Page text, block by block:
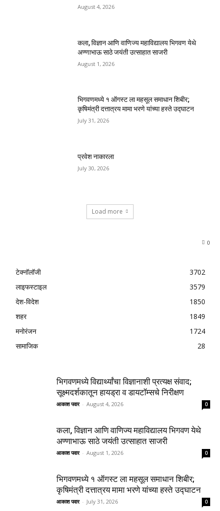
August 4, 2026
कला, विज्ञान आणि वाणिज्य महाविद्यालय भिगवण येथे
अण्णाभाऊ साठे जयंती उत्साहात साजरी
August 1, 2026
भिगवणमध्ये १ ऑगस्ट ला महसूल समाधान शिबीर;
कृषिमंत्री दत्तात्रय मामा भरणे यांच्या हस्ते उद्घाटन
July 31, 2026
प्रवेश नाकारला
July 30, 2026
Load more
0
टेक्नॉलॉजी
3702
लाइफस्टाइल
3579
देश-विदेश
1850
शहर
1849
मनोरंजन
1724
सामाजिक
28
भिगवणमध्ये विद्यार्थ्यांचा विज्ञानाशी प्रत्यक्ष संवाद;
सूक्ष्मदर्शकातून हायड्रा व डायटॉम्सचे निरीक्षण
आकाश पवार - August 4, 2026 0
कला, विज्ञान आणि वाणिज्य महाविद्यालय भिगवण येथे
अण्णाभाऊ साठे जयंती उत्साहात साजरी
आकाश पवार - August 1, 2026 0
भिगवणमध्ये १ ऑगस्ट ला महसूल समाधान शिबीर;
कृषिमंत्री दत्तात्रय मामा भरणे यांच्या हस्ते उद्घाटन
आकाश पवार - July 31, 2026 0